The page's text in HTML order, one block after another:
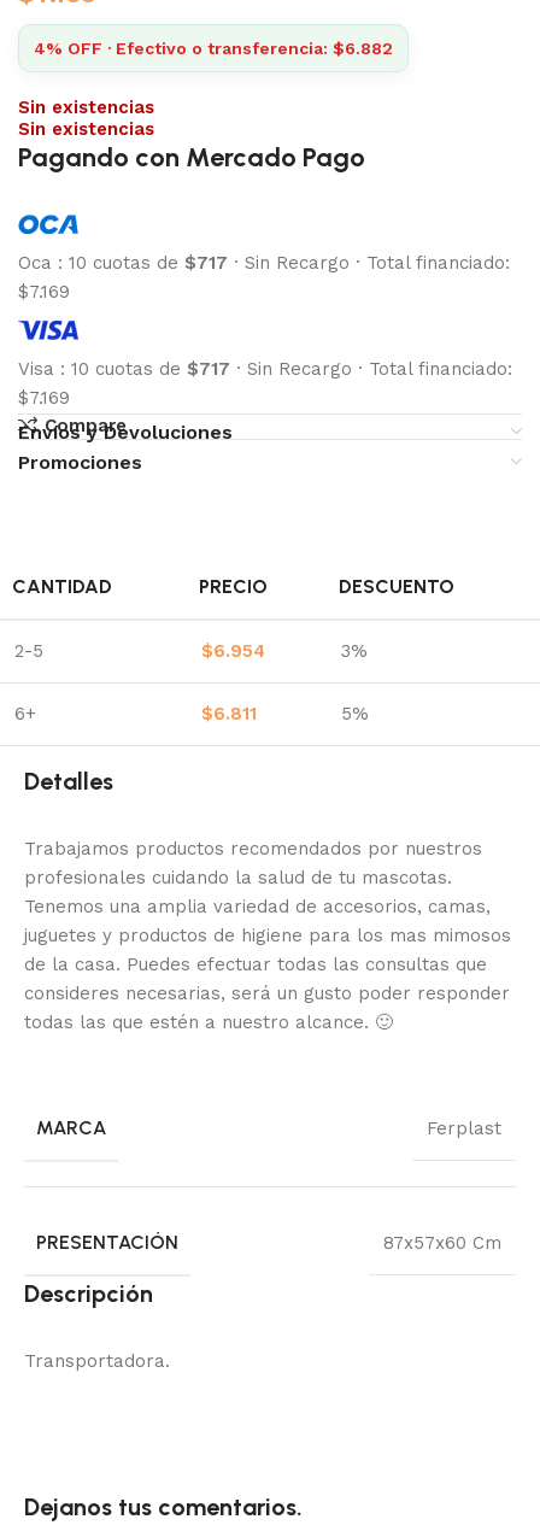
4% OFF · Efectivo o transferencia: $6.882
Sin existencias
Sin existencias
Pagando con Mercado Pago
Oca : 10 cuotas de $717 · Sin Recargo · Total financiado:
$7.169
Visa : 10 cuotas de $717 · Sin Recargo · Total financiado:
$7.169
Compare
Envíos y Devoluciones
Promociones
CANTIDAD PRECIO DESCUENTO
2-5 $6.954 3%
6+ $6.811 5%
Detalles
Trabajamos productos recomendados por nuestros
profesionales cuidando la salud de tu mascotas.
Tenemos una amplia variedad de accesorios, camas,
juguetes y productos de higiene para los mas mimosos
de la casa. Puedes efectuar todas las consultas que
consideres necesarias, será un gusto poder responder
todas las que estén a nuestro alcance. 🙂
MARCA Ferplast
PRESENTACIÓN 87x57x60 Cm
Descripción
Transportadora.
Dejanos tus comentarios.